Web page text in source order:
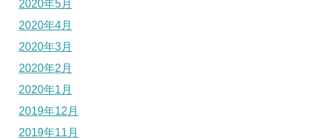
2020年5月
2020年4月
2020年3月
2020年2月
2020年1月
2019年12月
2019年11月